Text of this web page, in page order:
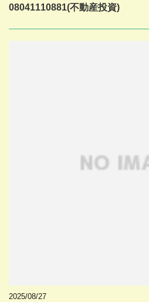
08041110881(不動産投資)
2025/08/27